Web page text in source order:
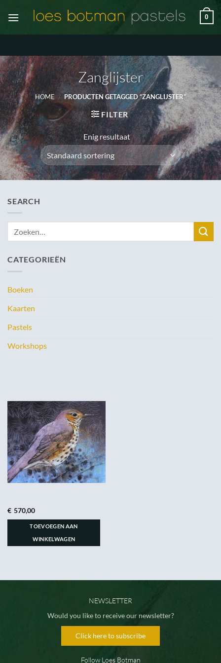
naar
0
Zanglijster
HOME / PRODUCTEN GETAGGED “ZANGLIJSTER”
FILTER
Enig resultaat
SEARCH
CATEGORIEËN
Boeken
Kaarten
Pastels
Workshops
€ 570,00
TOEVOEGEN AAN
WINKELWAGEN
NEWSLETTER
Would you like to receive our newsletter?
Click here to subscribe
Follow Loes Botman